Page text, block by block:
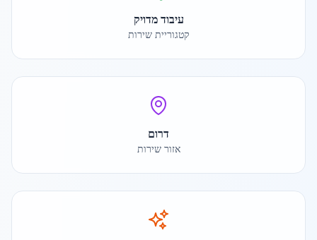
עיבוד מדויק
קטגוריית שירות
דרום
אזור שירות